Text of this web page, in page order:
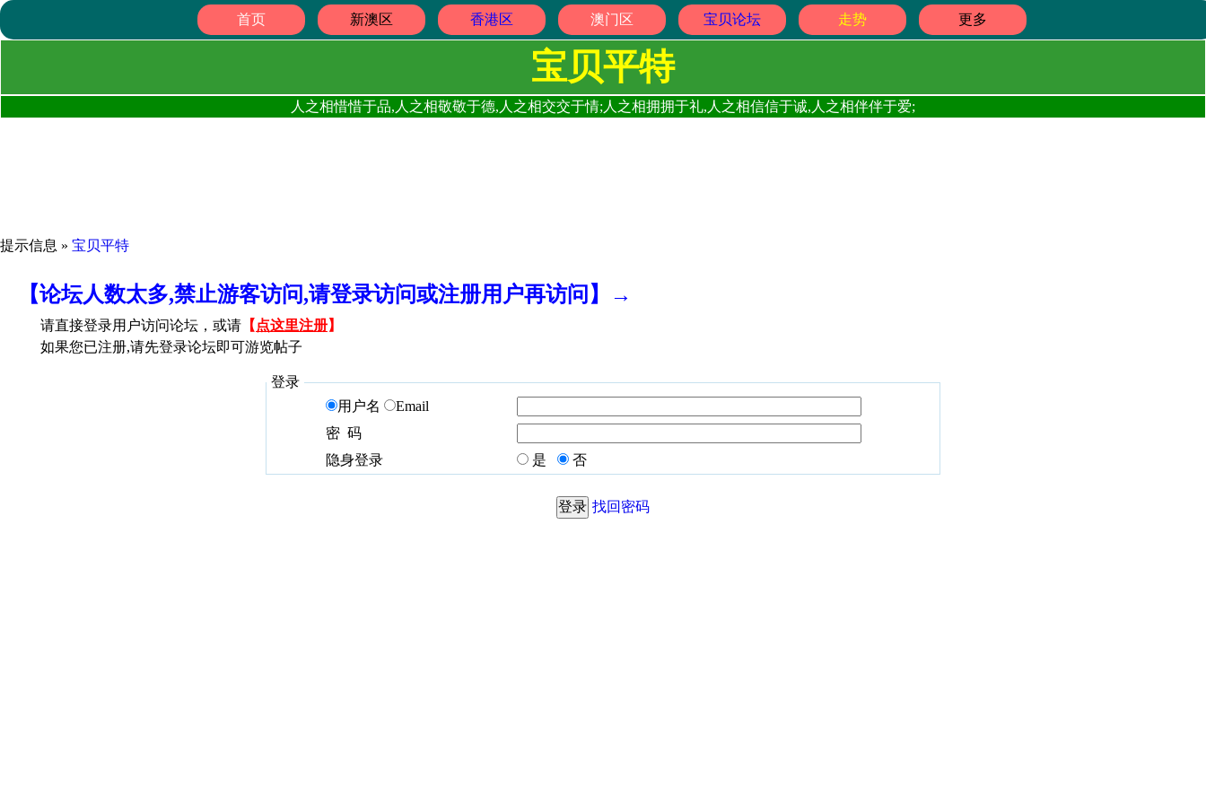
首页 新澳区 香港区 澳门区 宝贝论坛 走势 更多
宝贝平特
人之相惜惜于品,人之相敬敬于德,人之相交交于情;人之相拥拥于礼,人之相信信于诚,人之相伴伴于爱;
提示信息 » 宝贝平特
【论坛人数太多,禁止游客访问,请登录访问或注册用户再访问】→
请直接登录用户访问论坛，或请 【 点这里注册】
如果您已注册,请先登录论坛即可游览帖子
登录
用户名
Email
密 码
隐身登录
是 否
找回密码